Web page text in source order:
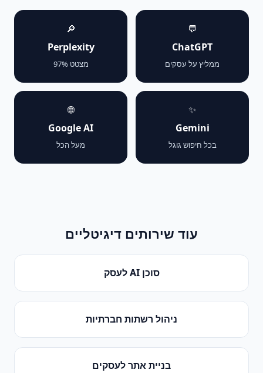
💬
ChatGPT
ממליץ על עסקים
🔎
Perplexity
מצטט 97%
✨
Gemini
בכל חיפוש גוגל
🌐
Google AI
מעל הכל
עוד שירותים דיגיטליים
סוכן AI לעסק
ניהול רשתות חברתיות
בניית אתר לעסקים